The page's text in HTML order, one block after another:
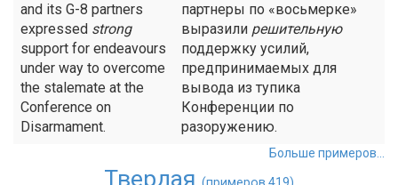
and its G-8 partners
expressed strong
support for endeavours
under way to overcome
the stalemate at the
Conference on
Disarmament.
партнеры по «восьмерке»
выразили решительную
поддержку усилий,
предпринимаемых для
вывода из тупика
Конференции по
разоружению.
Больше примеров...
Твердая